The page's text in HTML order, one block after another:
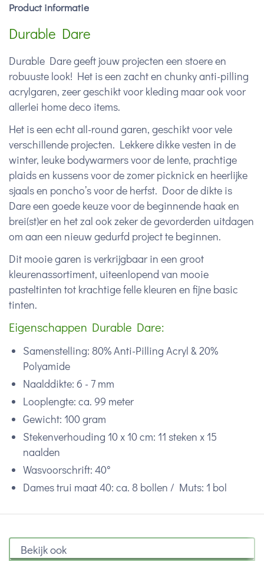
Product informatie
Durable Dare
Durable Dare geeft jouw projecten een stoere en
robuuste look! Het is een zacht en chunky anti-pilling
acrylgaren, zeer geschikt voor kleding maar ook voor
allerlei home deco items.
Het is een echt all-round garen, geschikt voor vele
verschillende projecten. Lekkere dikke vesten in de
winter, leuke bodywarmers voor de lente, prachtige
plaids en kussens voor de zomer picknick en heerlijke
sjaals en poncho’s voor de herfst. Door de dikte is
Dare een goede keuze voor de beginnende haak en
brei(st)er en het zal ook zeker de gevorderden uitdagen
om aan een nieuw gedurfd project te beginnen.
Dit mooie garen is verkrijgbaar in een groot
kleurenassortiment, uiteenlopend van mooie
pasteltinten tot krachtige felle kleuren en fijne basic
tinten.
Eigenschappen Durable Dare:
Samenstelling: 80% Anti-Pilling Acryl & 20%
Polyamide
Naalddikte: 6 - 7 mm
Looplengte: ca. 99 meter
Gewicht: 100 gram
Stekenverhouding 10 x 10 cm: 11 steken x 15
naalden
Wasvoorschrift: 40°
Dames trui maat 40: ca. 8 bollen / Muts: 1 bol
Bekijk ook